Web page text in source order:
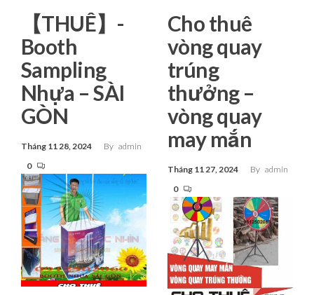
【THUÊ】-
Booth
Sampling
Nhựa – SÀI
GÒN
Tháng 11 28, 2024 By admin
0
Cho thuê
vòng quay
trúng
thưởng –
vòng quay
may mắn
Tháng 11 27, 2024 By admin
0